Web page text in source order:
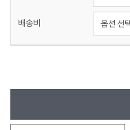
배송비